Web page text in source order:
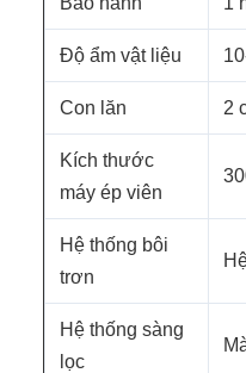
Độ ẩm vật liệu
Con lăn 2
Kích thước
máy ép viên
Hệ thống bôi
trơn
Hệ thống sàng
lọc